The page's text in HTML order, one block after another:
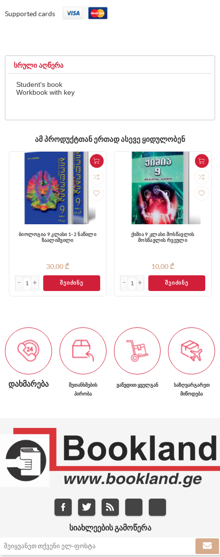
Supported cards
ᲡᲠᲣᲚᲘ ᲐᲦᲬᲔᲠᲐ
Student's book
Workbook with key
ᲐᲛ ᲞᲠᲝᲓᲣᲥᲢᲗᲐᲜ ᲔᲠᲗᲐᲓ ᲐᲡᲔᲕᲔ ᲧᲘᲓᲣᲚᲝᲑᲔᲜ
ბიოლოგია 9 კლასი 1-2 ნაწილი
ზაალიშვილი
30,00 ₾
ᲨᲔᲘᲫᲘᲜᲔ
ქიმია 9 კლასი მოსწავლის
მოსწავლის რვეული
10,00 ₾
ᲨᲔᲘᲫᲘᲜᲔ
ᲓᲐᲮᲛᲐᲠᲔᲑᲐ
ᲨᲔᲗᲐᲜᲮᲛᲔᲑᲘᲡ
ᲞᲘᲠᲝᲑᲐ
ᲕᲐᲬᲕᲓᲘᲗ ᲧᲕᲔᲚᲒᲐᲜ
ᲡᲐᲖᲦᲕᲐᲠᲒᲐᲠᲔᲗ
ᲛᲘᲬᲝᲓᲔᲑᲐ
ᲡᲘᲐᲮᲚᲔᲔᲑᲘᲡ ᲒᲐᲛᲝᲬᲔᲠᲐ